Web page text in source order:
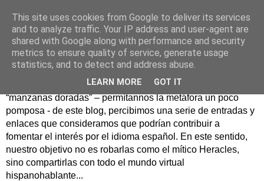
Hesperia
Según la mitología griega, Hesperia era un maravilloso
jardín en un lejano rincón del Occidente donde se
guardaban las famosas manzanas doradas. Como
“manzanas doradas” – permítannos la metáfora un poco
pomposa - de este blog, percibimos una serie de entradas y
enlaces que consideramos que podrían contribuir a
fomentar el interés por el idioma español. En este sentido,
nuestro objetivo no es robarlas como el mítico Heracles,
sino compartirlas con todo el mundo virtual
hispanohablante...
This site uses cookies from Google to deliver its services
and to analyze traffic. Your IP address and user-agent are
shared with Google along with performance and security
metrics to ensure quality of service, generate usage
statistics, and to detect and address abuse.
LEARN MORE GOT IT